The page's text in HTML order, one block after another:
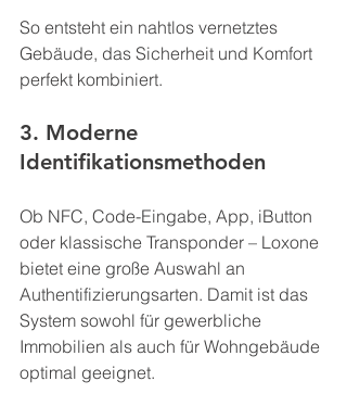
So entsteht ein nahtlos vernetztes
Gebäude, das Sicherheit und Komfort
perfekt kombiniert.
3. Moderne
Identifikationsmethoden
Ob NFC, Code-Eingabe, App, iButton
oder klassische Transponder – Loxone
bietet eine große Auswahl an
Authentifizierungsarten. Damit ist das
System sowohl für gewerbliche
Immobilien als auch für Wohngebäude
optimal geeignet.